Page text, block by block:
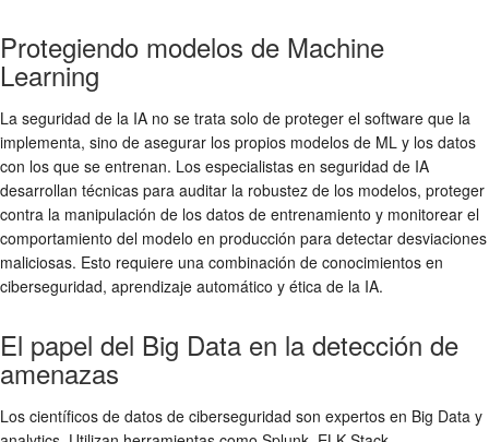
Protegiendo modelos de Machine
Learning
La seguridad de la IA no se trata solo de proteger el software que la
implementa, sino de asegurar los propios modelos de ML y los datos
con los que se entrenan. Los especialistas en seguridad de IA
desarrollan técnicas para auditar la robustez de los modelos, proteger
contra la manipulación de los datos de entrenamiento y monitorear el
comportamiento del modelo en producción para detectar desviaciones
maliciosas. Esto requiere una combinación de conocimientos en
ciberseguridad, aprendizaje automático y ética de la IA.
El papel del Big Data en la detección de
amenazas
Los científicos de datos de ciberseguridad son expertos en Big Data y